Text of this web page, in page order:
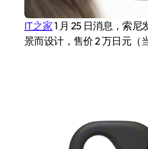
IT之家1 月 25 日消息，索
景而设计，售价 2 万日元（